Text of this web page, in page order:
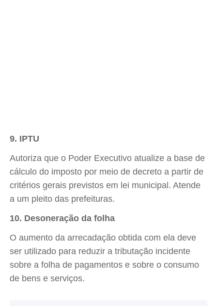
9. IPTU
Autoriza que o Poder Executivo atualize a base de
cálculo do imposto por meio de decreto a partir de
critérios gerais previstos em lei municipal. Atende
a um pleito das prefeituras.
10. Desoneração da folha
O aumento da arrecadação obtida com ela deve
ser utilizado para reduzir a tributação incidente
sobre a folha de pagamentos e sobre o consumo
de bens e serviços.